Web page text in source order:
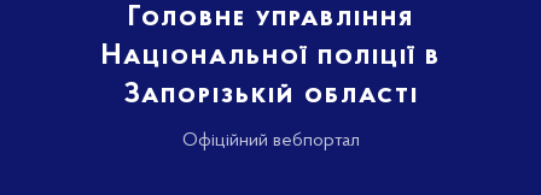
Головне управління
Національної поліції в
Запорізькій області
Офіційний вебпортал